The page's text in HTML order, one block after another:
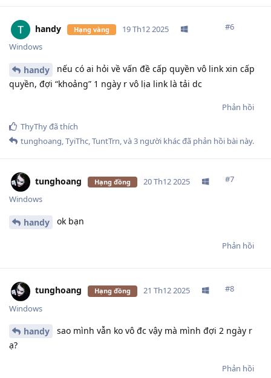
handy Hạng vàng 19 Th12 2025 #6
Windows
handy
nếu có ai hỏi về vấn đề cấp quyền vô link xin cấp
quyền, đợi “khoảng” 1 ngày r vô lịa link là tải dc
Phản hồi
ThyThyđã thích
tunghoang,TyiThc,TuntTrn, và3 người khácđã phản hồi bài này.
tunghoang Hạng đồng 20 Th12 2025 #7
Windows
handy ok bạn
Phản hồi
tunghoang Hạng đồng 21 Th12 2025 #8
Windows
handy
sao mình vẫn ko vô đc vậy mà mình đợi 2 ngày r
ạ?
Phản hồi